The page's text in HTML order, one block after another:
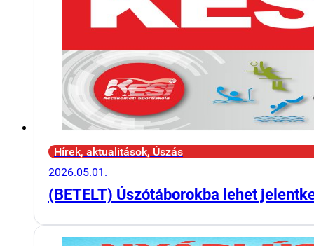
Hírek, aktualitások, Úszás
2026.05.01.
(BETELT) Úszótáborokba lehet